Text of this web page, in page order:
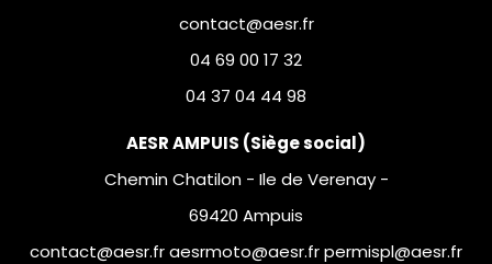
contact@aesr.fr
04 69 00 17 32
04 37 04 44 98
AESR AMPUIS (Siège social)
Chemin Chatilon - Ile de Verenay -
69420 Ampuis
contact@aesr.fr aesrmoto@aesr.fr permispl@aesr.fr